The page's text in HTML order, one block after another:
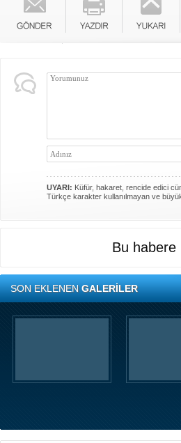
UYARI: Küfür, hakaret, rencide edici
Türkçe karakter kullanılmayan ve
Bu habere
SON EKLENENGALERİLER